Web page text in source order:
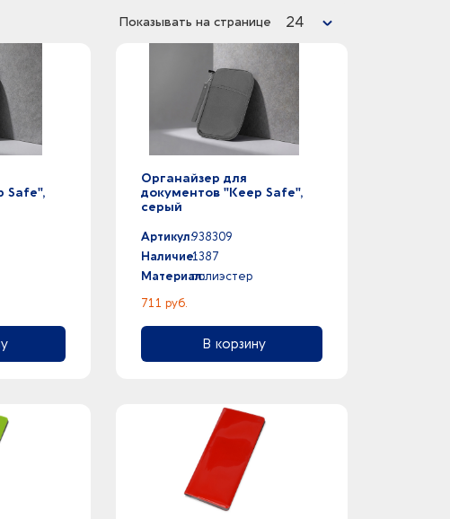
Показывать на странице 24
Safe",
Органайзер для
документов "Keep Safe",
серый
Артикул:938309
Наличие:1387
Материал:полиэстер
711 руб.
В корзину